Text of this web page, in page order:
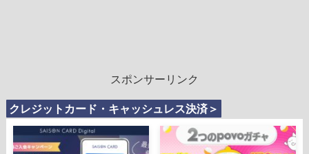
スポンサーリンク
クレジットカード・キャッシュレス決済＞